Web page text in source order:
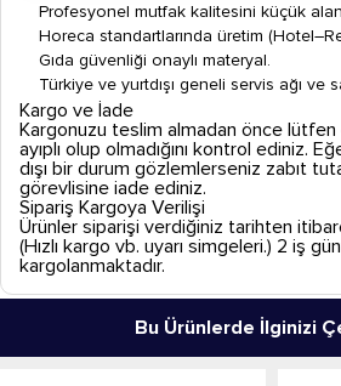
Profesyonel mutfak kalitesini küçük alana
Horeca standartlarında üretim
Gıda güvenliği onaylı materyal.
Türkiye ve yurtdışı geneli servis ağı ve
Kargo ve İade
Kargonuzu teslim almadan önce lütfen
ayıplı olup olmadığını kontrol ediniz.
dışı bir durum gözlemlerseniz zabıt
görevlisine iade ediniz.
Sipariş Kargoya Verilişi
Ürünler siparişi verdiğiniz tarihten
(Hızlı kargo vb. uyarı simgeleri.) 2 iş
kargolanmaktadır.
Bu Ürünlerde İlginizi